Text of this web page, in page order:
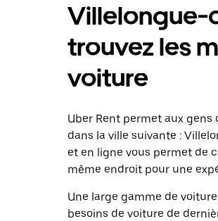
Villelongue-
trouvez les
voiture
Uber Rent permet aux
dans la ville suivante :
et en ligne vous permet de
même endroit pour une
Une large gamme de
besoins de voiture de